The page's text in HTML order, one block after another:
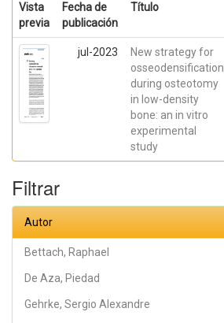
Vista
previa
Fecha de
publicación
Título
jul-2023
New strategy for
osseodensification
during osteotomy
in low-density
bone: an in vitro
experimental
study
Filtrar
Autor
Bettach, Raphael
De Aza, Piedad
Gehrke, Sergio Alexandre